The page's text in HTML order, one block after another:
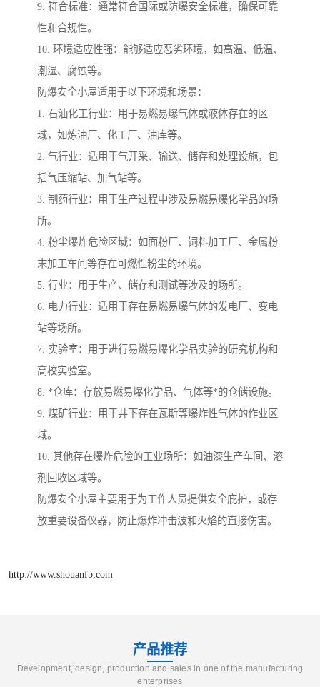
9. 符合标准：通常符合国际或防爆安全标准，确保可靠
性和合规性。
10. 环境适应性强：能够适应恶劣环境，如高温、低温、
潮湿、腐蚀等。
防爆安全小屋适用于以下环境和场景：
1. 石油化工行业：用于易燃易爆气体或液体存在的区
域，如炼油厂、化工厂、油库等。
2. 气行业：适用于气开采、输送、储存和处理设施，包
括气压缩站、加气站等。
3. 制药行业：用于生产过程中涉及易燃易爆化学品的场
所。
4. 粉尘爆炸危险区域：如面粉厂、饲料加工厂、金属粉
末加工车间等存在可燃性粉尘的环境。
5. 行业：用于生产、储存和测试等涉及的场所。
6. 电力行业：适用于存在易燃易爆气体的发电厂、变电
站等场所。
7. 实验室：用于进行易燃易爆化学品实验的研究机构和
高校实验室。
8. *仓库：存放易燃易爆化学品、气体等*的仓储设施。
9. 煤矿行业：用于井下存在瓦斯等爆炸性气体的作业区
域。
10. 其他存在爆炸危险的工业场所：如油漆生产车间、溶
剂回收区域等。
防爆安全小屋主要用于为工作人员提供安全庇护，或存
放重要设备仪器，防止爆炸冲击波和火焰的直接伤害。
http://www.shouanfb.com
产品推荐
Development, design, production and sales in one of the manufacturing
enterprises